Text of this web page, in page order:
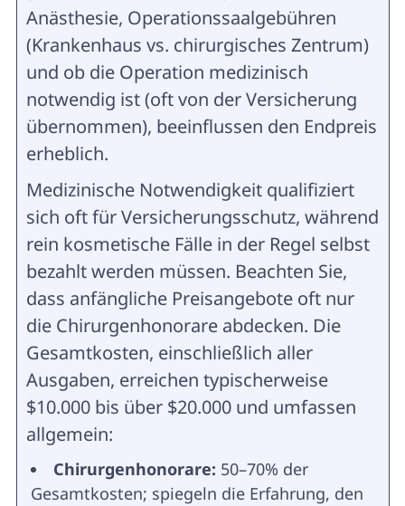
Anästhesie, Operationssaalgebühren
(Krankenhaus vs. chirurgisches Zentrum)
und ob die Operation medizinisch
notwendig ist (oft von der Versicherung
übernommen), beeinflussen den Endpreis
erheblich.
Medizinische Notwendigkeit qualifiziert
sich oft für Versicherungsschutz, während
rein kosmetische Fälle in der Regel selbst
bezahlt werden müssen. Beachten Sie,
dass anfängliche Preisangebote oft nur
die Chirurgenhonorare abdecken. Die
Gesamtkosten, einschließlich aller
Ausgaben, erreichen typischerweise
$10.000 bis über $20.000 und umfassen
allgemein:
Chirurgenhonorare: 50–70% der
Gesamtkosten; spiegeln die Erfahrung, den